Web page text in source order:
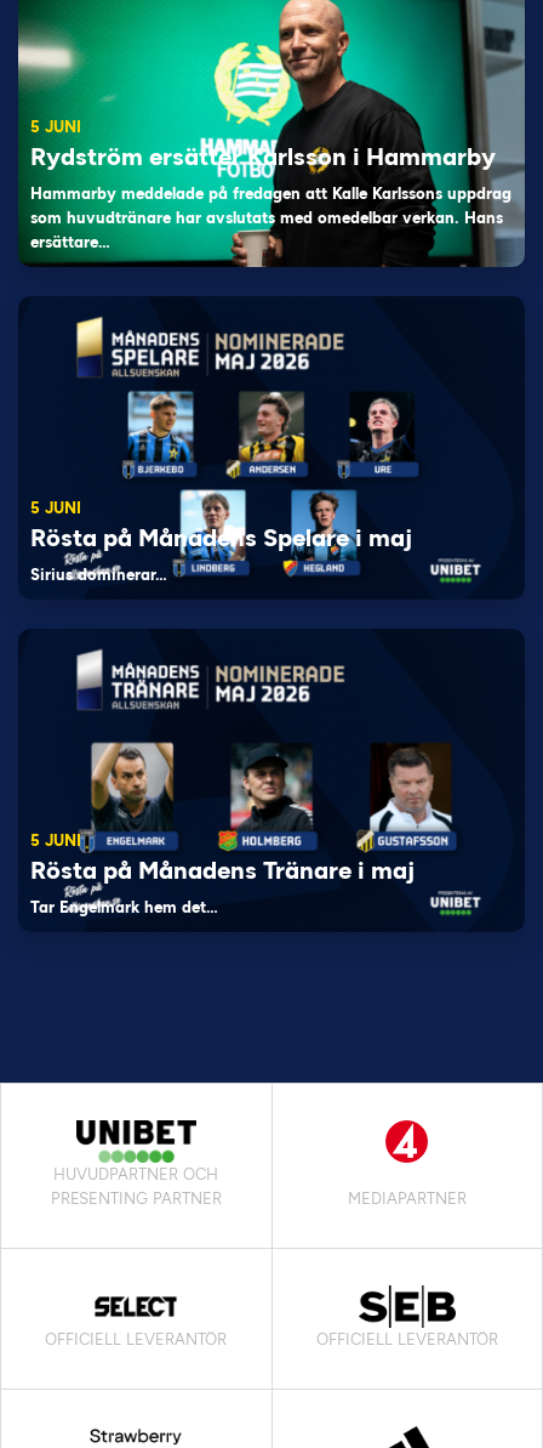
5 JUNI
Rydström ersätter Karlsson i Hammarby
Hammarby meddelade på fredagen att Kalle Karlssons uppdrag
som huvudtränare har avslutats med omedelbar verkan. Hans
ersättare…
5 JUNI
Rösta på Månadens Spelare i maj
Sirius dominerar…
5 JUNI
Rösta på Månadens Tränare i maj
Tar Engelmark hem det…
HUVUDPARTNER OCH
PRESENTING PARTNER
MEDIAPARTNER
OFFICIELL LEVERANTÖR OFFICIELL LEVERANTÖR